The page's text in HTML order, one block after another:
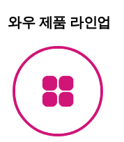
와우 제품 라인업